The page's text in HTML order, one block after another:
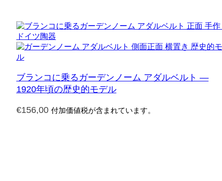
ブランコに乗るガーデンノーム アダルベルト ―
1920年頃の歴史的モデル
€156,00 付加価値税が含まれています。